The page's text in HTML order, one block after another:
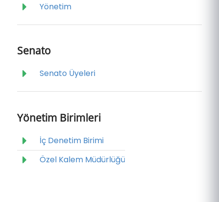
Yönetim
Senato
Senato Üyeleri
Yönetim Birimleri
İç Denetim Birimi
Özel Kalem Müdürlüğü